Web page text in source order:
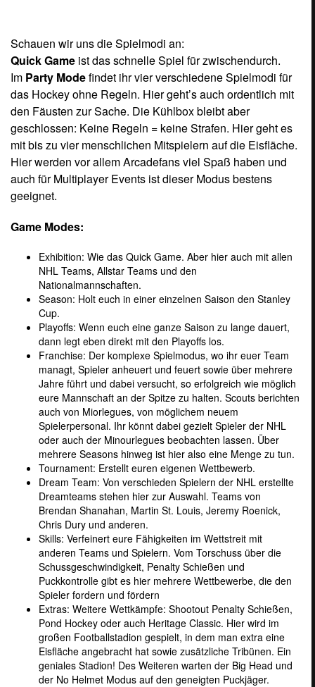
Schauen wir uns die Spielmodi an:
Quick Game ist das schnelle Spiel für zwischendurch.
Im Party Modefindet ihr vier verschiedene Spielmodi für
das Hockey ohne Regeln. Hier geht’s auch ordentlich mit
den Fäusten zur Sache. Die Kühlbox bleibt aber
geschlossen: Keine Regeln = keine Strafen. Hier geht es
mit bis zu vier menschlichen Mitspielern auf die Eisfläche.
Hier werden vor allem Arcadefans viel Spaß haben und
auch für Multiplayer Events ist dieser Modus bestens
geeignet.
Game Modes:
Exhibition: Wie das Quick Game. Aber hier auch mit allen
NHL Teams, Allstar Teams und den
Nationalmannschaften.
Season: Holt euch in einer einzelnen Saison den Stanley
Cup.
Playoffs: Wenn euch eine ganze Saison zu lange dauert,
dann legt eben direkt mit den Playoffs los.
Franchise: Der komplexe Spielmodus, wo ihr euer Team
managt, Spieler anheuert und feuert sowie über mehrere
Jahre führt und dabei versucht, so erfolgreich wie möglich
eure Mannschaft an der Spitze zu halten. Scouts berichten
auch von Miorlegues, von möglichem neuem
Spielerpersonal. Ihr könnt dabei gezielt Spieler der NHL
oder auch der Minourlegues beobachten lassen. Über
mehrere Seasons hinweg ist hier also eine Menge zu tun.
Tournament: Erstellt euren eigenen Wettbewerb.
Dream Team: Von verschieden Spielern der NHL erstellte
Dreamteams stehen hier zur Auswahl. Teams von
Brendan Shanahan, Martin St. Louis, Jeremy Roenick,
Chris Dury und anderen.
Skills: Verfeinert eure Fähigkeiten im Wettstreit mit
anderen Teams und Spielern. Vom Torschuss über die
Schussgeschwindigkeit, Penalty Schießen und
Puckkontrolle gibt es hier mehrere Wettbewerbe, die den
Spieler fordern und fördern
Extras: Weitere Wettkämpfe: Shootout Penalty Schießen,
Pond Hockey oder auch Heritage Classic. Hier wird im
großen Footballstadion gespielt, in dem man extra eine
Eisfläche angebracht hat sowie zusätzliche Tribünen. Ein
geniales Stadion! Des Weiteren warten der Big Head und
der No Helmet Modus auf den geneigten Puckjäger.